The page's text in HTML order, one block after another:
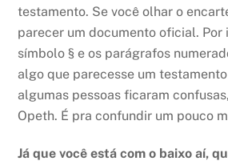
testamento. Se você olhar o
parecer um documento oficial. Por
símbolo § e os parágrafos
algo que parecesse um
algumas pessoas ficaram
Opeth. É pra confundir um pouco
Já que você está com o baixo aí,